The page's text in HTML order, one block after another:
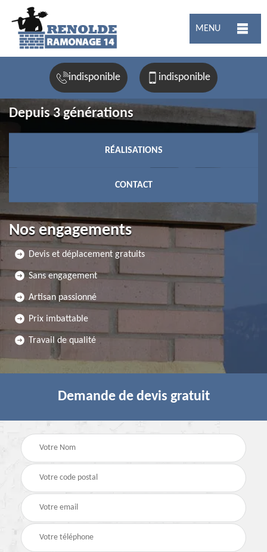
MENU
indisponible indisponible
Depuis 3 générations
RÉALISATIONS
CONTACT
Nos engagements
Devis et déplacement gratuits
Sans engagement
Artisan passionné
Prix imbattable
Travail de qualité
Demande de devis gratuit